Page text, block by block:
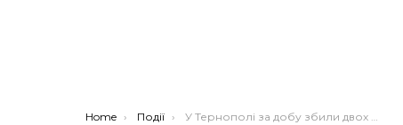
You are here:
Home Події У Тернополі за добу збили двох жінок та чоловіка (ФОТО)